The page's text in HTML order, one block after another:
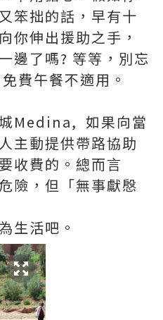
笨拙的話，早有十
你伸出援助之手，
邊了嗎? 等等，別忘
費午餐不適用。
Medina, 如果向當
主動提供帶路協助
收費的。總而言
險，但「無事獻慇
生活吧。